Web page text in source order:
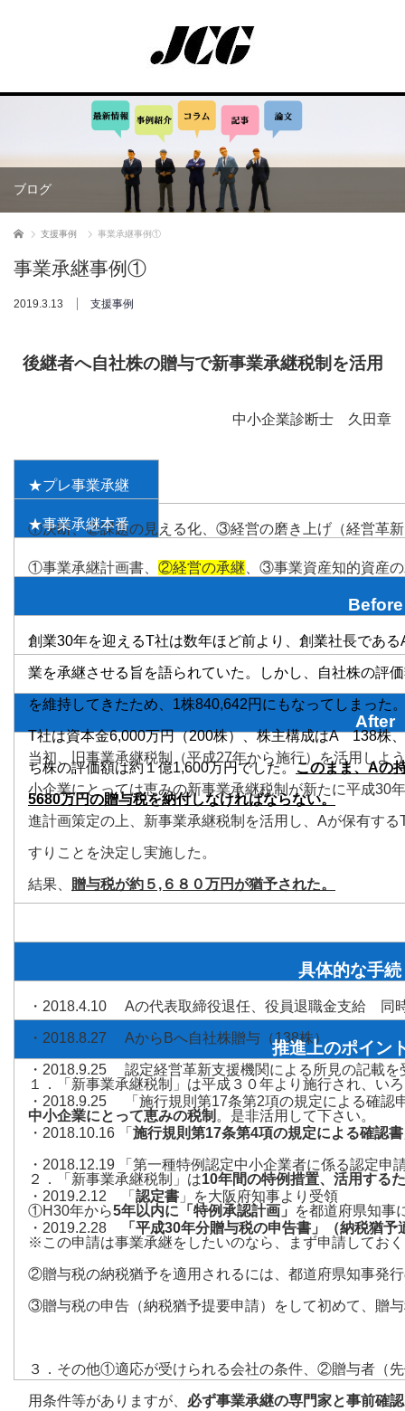
ブログ
ホーム 支援事例 事業承継事例①
事業承継事例①
2019.3.13 支援事例
後継者へ自社株の贈与で新事業承継税制を活用
中小企業診断士 久田章
★プレ事業承継
①決断、②課題の見える化、③経営の磨き上げ（経営革
★事業承継本番
①事業承継計画書、 ②経営の承継 、③事業資産知的資産
Before
創業30年を迎えるT社は数年ほど前より、創業社長であ
業を承継させる旨を語られていた。しかし、自社株の評
を維持してきたため、1株840,642円にもなってしまった
T社は資本金6,000万円（200株）、株主構成はA 138株
ち株の評価額は約１億1,600万円でした。このまま、Aの
5680万円の贈与税を納付しなければならない。
After
当初、旧事業承継税制（平成27年から施行）を活用しよ
小企業にとっては恵みの新事業承継税制が新たに平成30
進計画策定の上、新事業承継税制を活用し、Aが保有す
すりことを決定し実施した。
結果、 贈与税が約５,６８０万円が猶予された。
具体的な手
・2018.4.10 Aの代表取締役退任、役員退職金支給 同
・2018.8.27 AからBへ自社株贈与（138株）
・2018.9.25 認定経営革新支援機関による所見の記載を
・2018.9.25 「施行規則第17条第2項の規定による確認
・2018.10.16 「 施行規則第17条第4項の規定による確認書
・2018.12.19 「第一種特例認定中小企業者に係る認定申
・2019.2.12 「 認定書 」を大阪府知事より受領
・2019.2.28 「平成30年分贈与税の申告書」（納税猶予
推進上のポイン
１．「新事業承継税制」は平成３０年より施行され、い
中小企業にとって恵みの税制 。是非活用して下さい。
２．「新事業承継税制」は10年間の特例措置、活用する
①H30年から5年以内に「特例承認計画」 を都道府県知事
※この申請は事業承継をしたいのなら、まず申請してお
②贈与税の納税猶予を適用されるには、都道府県知事発
③贈与税の申告（納税猶予提要申請）をして初めて、贈
３．その他①適応が受けられる会社の条件、②贈与者（
用条件等がありますが、 必ず事業承継の専門家と事前確認